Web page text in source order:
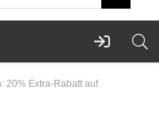
20% Extra-Rabatt auf